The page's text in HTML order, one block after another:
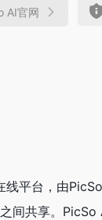
AI官网
平台，由
间共享。